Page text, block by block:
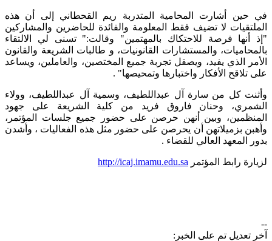
في حين أشارت المحامية المتدربة ريم القحطاني إلى أن هذه
الملتقيات لا تضيف فقط المعلومة والفائدة للحاضرين والمشاركين
"إذ أنها فرصة للاحتكاك بالمهتمين" وقالت:" تسنى لي الالتقاء
بالمحاميات، والمستشارات القانونيات، و طالبات الشريعة والقانون
الأمر الذي يفيد، ويصقل تجربة جميع المختصين، والعاملين، ويساعد
على تلاقح الأفكار واختبارها وتمحيصها" .
وأثنت كل من سارة آل عبداللطيف، وسمية آل عبداللطيف، وولاء
الشمري، وحنان فاروق فريد من كلية الشريعة على جهود
المنظمين، وبين أنهن حرصن على حضور جميع جلسات المؤتمر،
وأهبن بزميلاتهن أن يحرصن على حضور مثل هذه الفعاليات ، وأشدن
بدور المعهد العالي للقضاء .
​​لزيارة رابط المؤتمر http://icaj.imamu.edu.sa
--
آخر تعديل تم على الخبر: